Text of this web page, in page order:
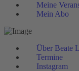
Meine
Mein Abo
Über Beate
Termine
Instagram